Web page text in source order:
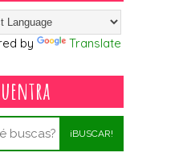
by Translate
¡BUSCAR!